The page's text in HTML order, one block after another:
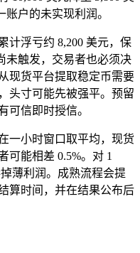
户的未实现利润。
计浮亏约 8,200 美元，保
未触发，交易者也必须决
现货平台提取稳定币需要
头寸可能先被强平。预留
可信即时授信。
一小时窗口取平均，现货
可能相差 0.5%。对 1
薄利润。成熟流程会提
算时间，并在结果公布后